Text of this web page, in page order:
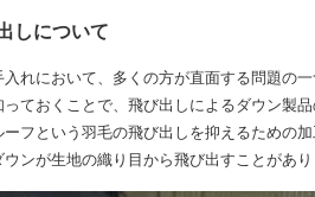
しについて
入れにおいて、多くの方が直面する問題の
ておくことで、飛び出しによるダウン製
フという羽毛の飛び出しを抑えるための
ンが生地の織り目から飛び出すことがあり